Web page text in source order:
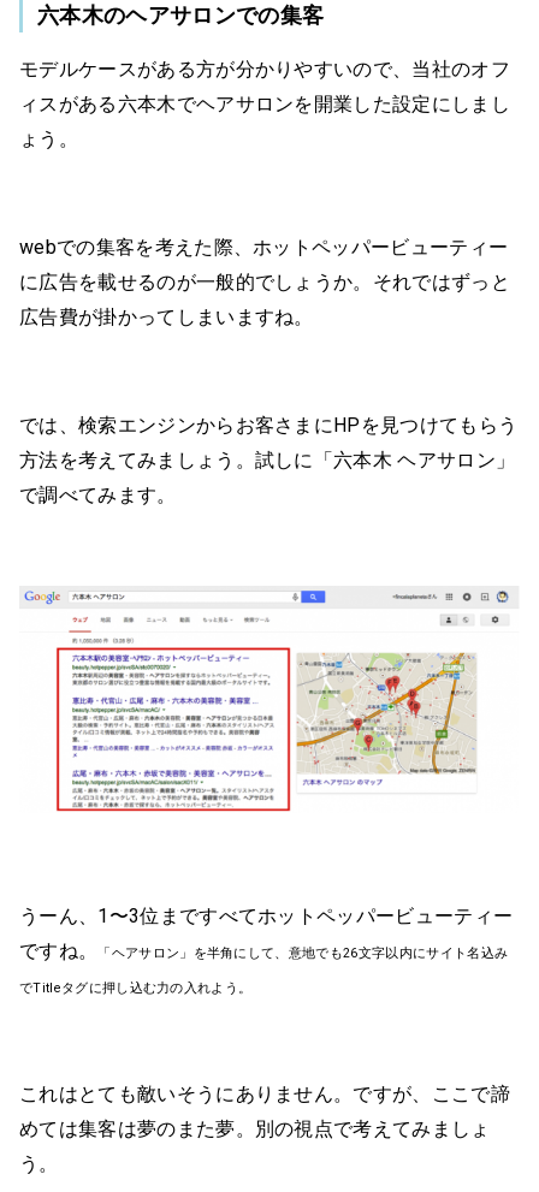
六本木のヘアサロンでの集客
モデルケースがある方が分かりやすいので、当社のオフ
ィスがある六本木でヘアサロンを開業した設定にしまし
ょう。
webでの集客を考えた際、ホットペッパービューティー
に広告を載せるのが一般的でしょうか。それではずっと
広告費が掛かってしまいますね。
では、検索エンジンからお客さまにHPを見つけてもらう
方法を考えてみましょう。試しに「六本木 ヘアサロン」
で調べてみます。
うーん、1〜3位まですべてホットペッパービューティー
ですね。
「ヘアサロン」を半角にして、意地でも26文字以内にサイト名込み
でTitleタグに押し込む力の入れよう。
これはとても敵いそうにありません。ですが、ここで諦
めては集客は夢のまた夢。別の視点で考えてみましょ
う。